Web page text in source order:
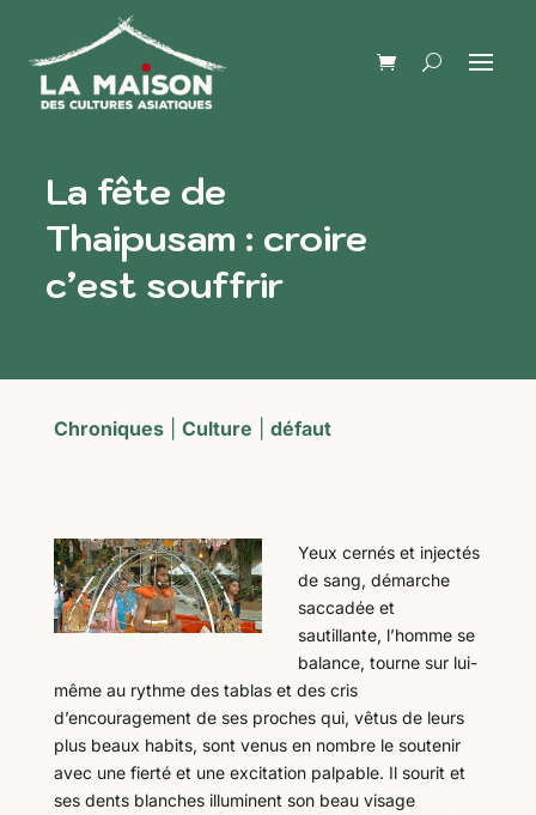
La fête de
Thaipusam : croire
c’est souffrir
Chroniques| Culture défaut
Yeux cernés et injectés
de sang, démarche
saccadée et
sautillante, l’homme se
balance, tourne sur lui-
même au rythme des tablas et des cris
d’encouragement de ses proches qui, vêtus de leurs
plus beaux habits, sont venus en nombre le soutenir
avec une fierté et une excitation palpable. Il sourit et
ses dents blanches illuminent son beau visage